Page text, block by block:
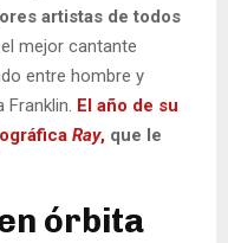
artistas de todos
mejor cantante
entre hombre y
El año de su
Ray, que le
órbita